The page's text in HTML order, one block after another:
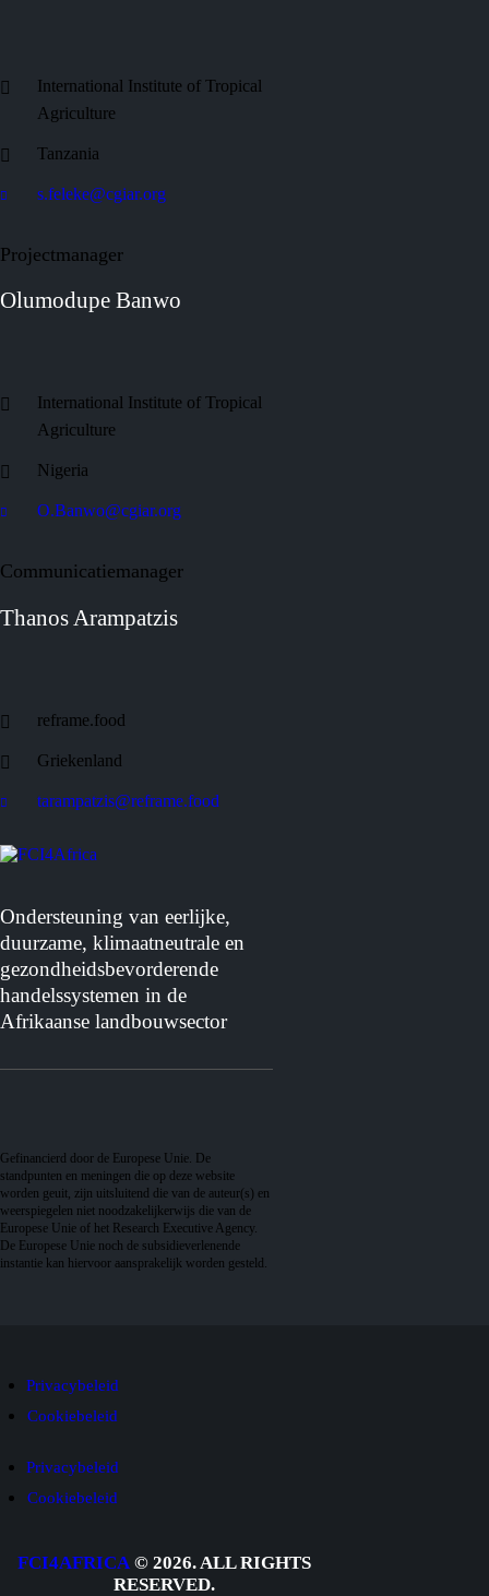
Ondersteuning van eerlijke,
duurzame, klimaatneutrale en
gezondheidsbevorderende
handelssystemen in de
Afrikaanse landbouwsector
Gefinancierd door de Europese Unie. De
standpunten en meningen die op deze website
worden geuit, zijn uitsluitend die van de auteur(s) en
weerspiegelen niet noodzakelijkerwijs die van de
Europese Unie of het Research Executive Agency.
De Europese Unie noch de subsidieverlenende
instantie kan hiervoor aansprakelijk worden gesteld.
International Institute of Tropical
Agriculture
Tanzania
s.feleke@cgiar.org
Projectmanager
Olumodupe Banwo
International Institute of Tropical
Agriculture
Nigeria
O.Banwo@cgiar.org
Communicatiemanager
Thanos Arampatzis
reframe.food
Griekenland
tarampatzis@reframe.food
Privacybeleid
Cookiebeleid
Privacybeleid
Cookiebeleid
FCI4AFRICA © 2026. ALL RIGHTS
RESERVED.